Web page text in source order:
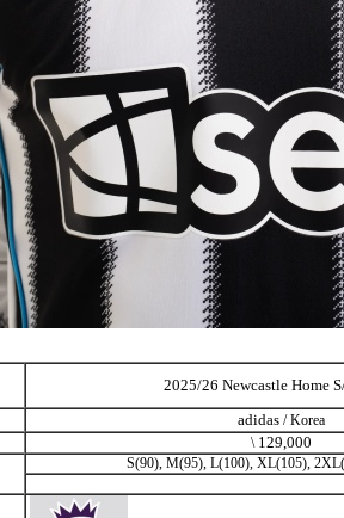
2025/26 Newcastle Home
adidas / Korea
\ 129,000
S(90), M(95), L(100), XL(105),